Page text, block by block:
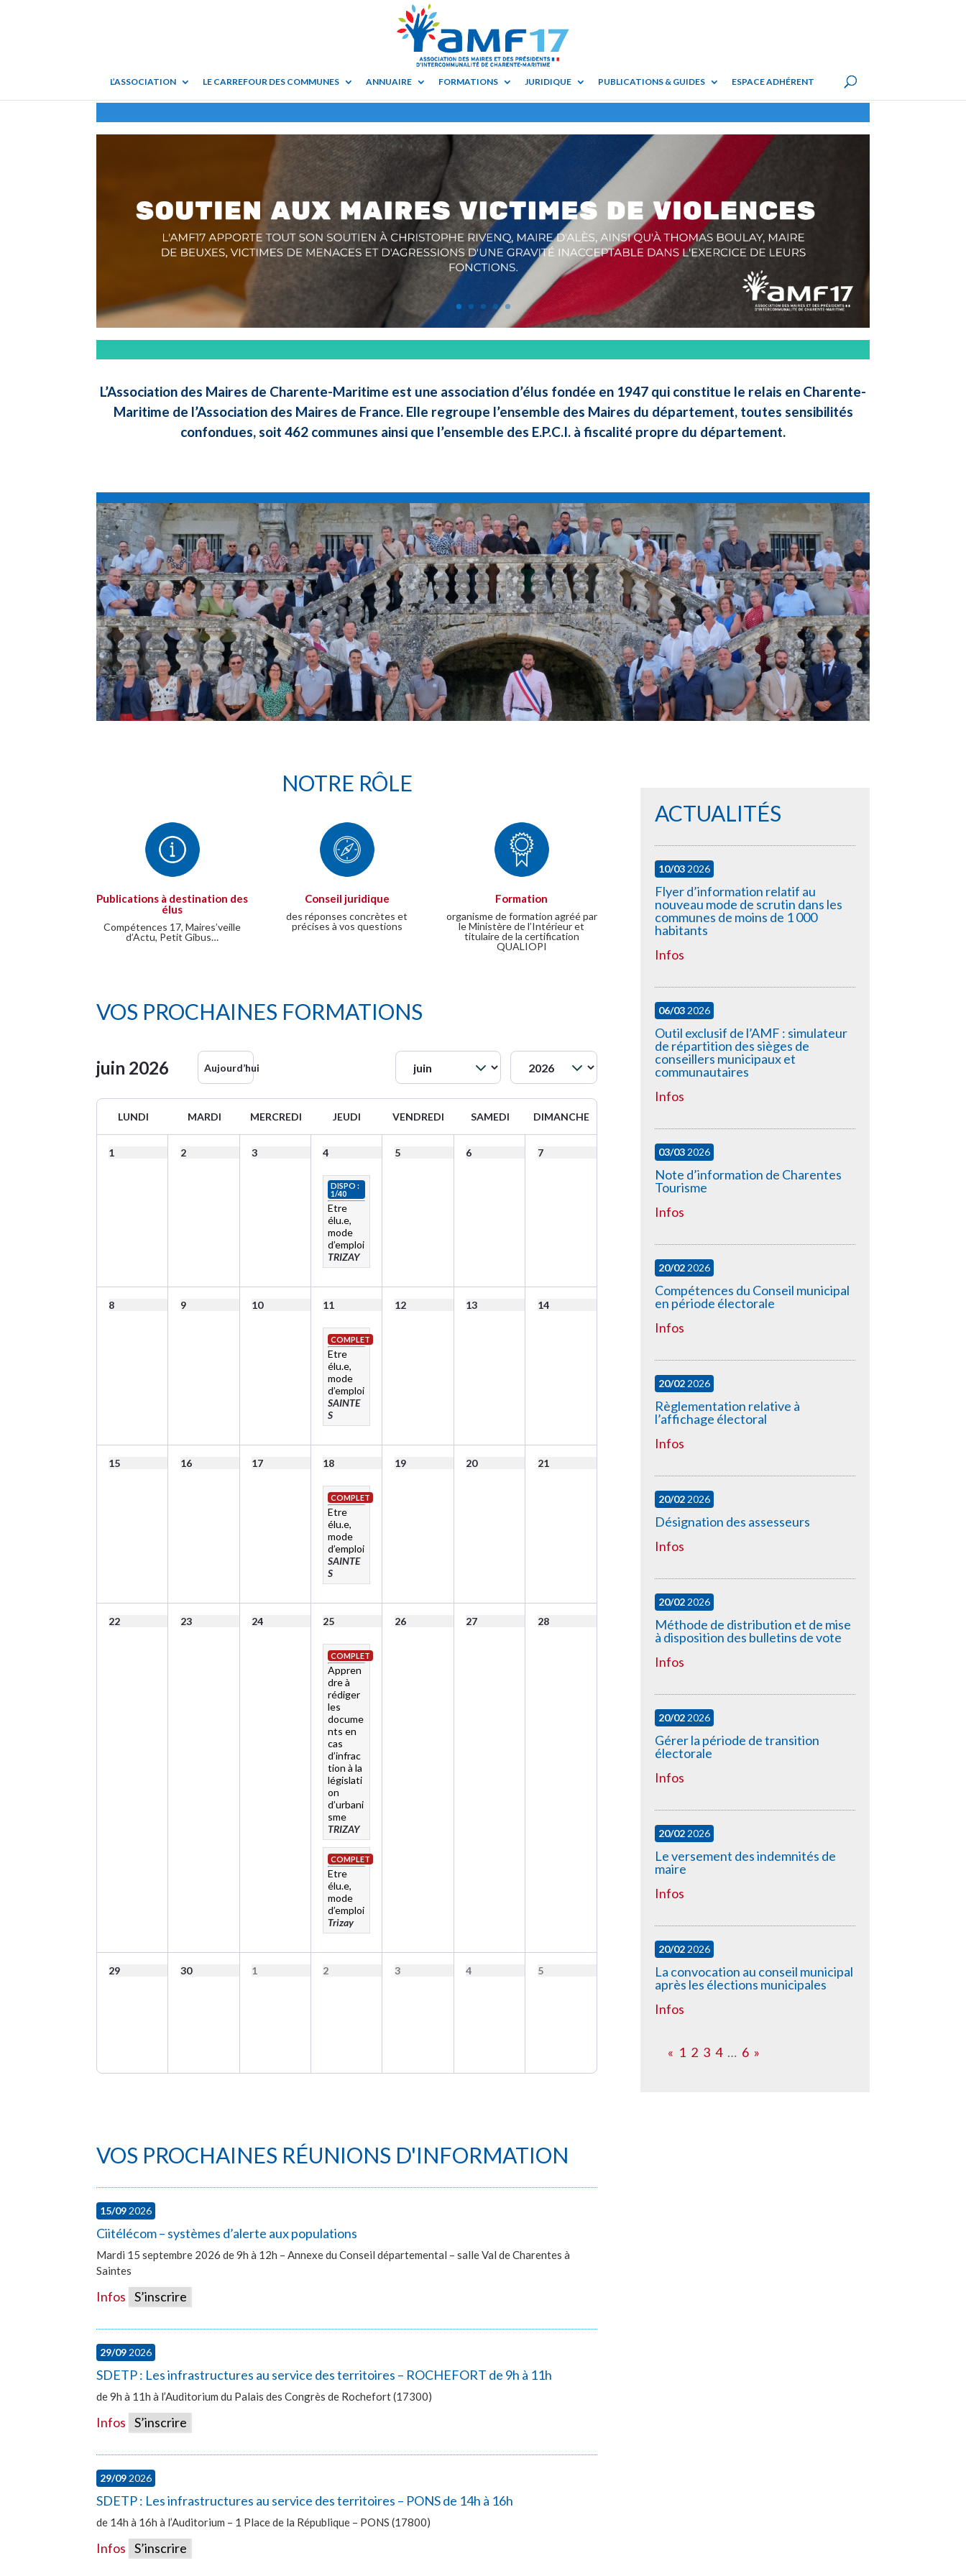
L’ASSOCIATION LE CARREFOUR DES COMMUNES ANNUAIRE FORMATIONS JURIDIQUE PUBLICATIONS & GUIDES ESPACE ADHÉRENT
L’Association des Maires de Charente-Maritime est une association d’élus fondée en 1947 qui constitue le relais en Charente-
Maritime de l’Association des Maires de France. Elle regroupe l’ensemble des Maires du département, toutes sensibilités
confondues, soit 462 communes ainsi que l’ensemble des E.P.C.I. à fiscalité propre du département.
NOTRE RÔLE
Publications à destination des
élus
Compétences 17, Maires’veille
d’Actu, Petit Gibus…
Conseil juridique
des réponses concrètes et
précises à vos questions
Formation
organisme de formation agréé par
le Ministère de l’Intérieur et
titulaire de la certification
QUALIOPI
VOS PROCHAINES FORMATIONS
juin 2026 Aujourd’hui
LUNDI MARDI MERCREDI JEUDI VENDREDI SAMEDI DIMANCHE
1 2 3 4
DISPO :
1/40
Etre
élu.e,
mode
d’emploi
TRIZAY
5 6 7
8 9 10 11
COMPLET
Etre
élu.e,
mode
d’emploi
SAINTE
S
12 13 14
15 16 17 18
COMPLET
Etre
élu.e,
mode
d’emploi
SAINTE
S
19 20 21
22 23 24 25
COMPLET
Appren
dre à
rédiger
les
docume
nts en
cas
d’infrac
tion à la
législati
on
d’urbani
sme
TRIZAY
COMPLET
Etre
élu.e,
mode
d’emploi
Trizay
26 27 28
29 30 1 2 3 4 5
VOS PROCHAINES RÉUNIONS D'INFORMATION
15/09 2026
Ciitélécom – systèmes d’alerte aux populations
Mardi 15 septembre 2026 de 9h à 12h – Annexe du Conseil départemental – salle Val de Charentes à
Saintes
Infos S’inscrire
29/09 2026
SDETP : Les infrastructures au service des territoires – ROCHEFORT de 9h à 11h
de 9h à 11h à l’Auditorium du Palais des Congrès de Rochefort (17300)
Infos S’inscrire
29/09 2026
SDETP : Les infrastructures au service des territoires – PONS de 14h à 16h
de 14h à 16h à l’Auditorium – 1 Place de la République – PONS (17800)
Infos S’inscrire
ACTUALITÉS
10/032026
Flyer d’information relatif au
nouveau mode de scrutin dans les
communes de moins de 1 000
habitants
Infos
06/032026
Outil exclusif de l’AMF : simulateur
de répartition des sièges de
conseillers municipaux et
communautaires
Infos
03/032026
Note d’information de Charentes
Tourisme
Infos
20/022026
Compétences du Conseil municipal
en période électorale
Infos
20/022026
Règlementation relative à
l’affichage électoral
Infos
20/022026
Désignation des assesseurs
Infos
20/022026
Méthode de distribution et de mise
à disposition des bulletins de vote
Infos
20/022026
Gérer la période de transition
électorale
Infos
20/022026
Le versement des indemnités de
maire
Infos
20/022026
La convocation au conseil municipal
après les élections municipales
Infos
« 1 2 3 4 … 6 »